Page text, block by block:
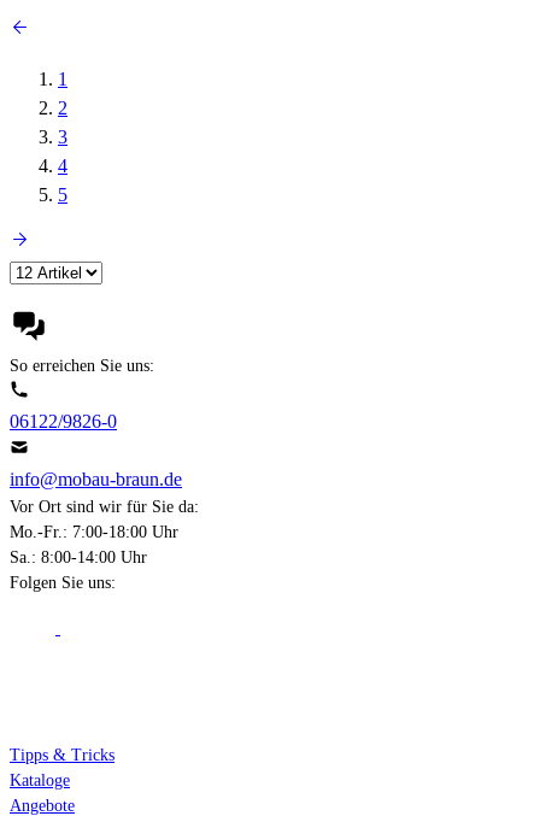
1
2
3
4
5
So erreichen Sie uns:
06122/9826-0
info@mobau-braun.de
Vor Ort sind wir für Sie da:
Mo.-Fr.: 7:00-18:00 Uhr
Sa.: 8:00-14:00 Uhr
Folgen Sie uns:
Tipps & Tricks
Kataloge
Angebote